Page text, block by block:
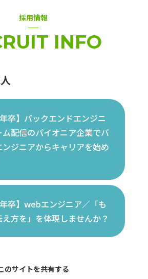
採用情報
INFO
卒】バックエンドエンジニ
ム配信のパイオニア企業でバ
ンジニアからキャリアを始め
卒】webエンジニア／「も
方を」を体現しませんか？
のサイトを共有する